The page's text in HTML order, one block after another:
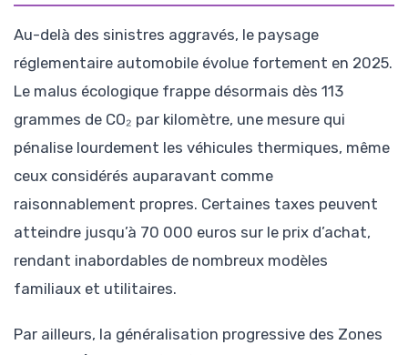
Au-delà des sinistres aggravés, le paysage
réglementaire automobile évolue fortement en 2025.
Le malus écologique frappe désormais dès 113
grammes de CO₂ par kilomètre, une mesure qui
pénalise lourdement les véhicules thermiques, même
ceux considérés auparavant comme
raisonnablement propres. Certaines taxes peuvent
atteindre jusqu’à 70 000 euros sur le prix d’achat,
rendant inabordables de nombreux modèles
familiaux et utilitaires.
Par ailleurs, la généralisation progressive des Zones